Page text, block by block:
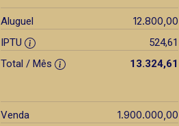
Aluguel 12.800,00
IPTU
524,61
Total / Mês
13.324,61
Venda 1.900.000,00